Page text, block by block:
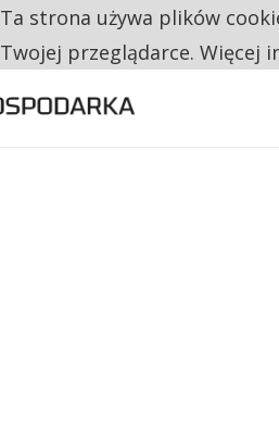
RESTRYKCJE CHIN UDERZAJĄ W
Ta strona używa plików
Twojej przeglądarce. Więcej